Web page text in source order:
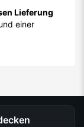
Lieferung
einer